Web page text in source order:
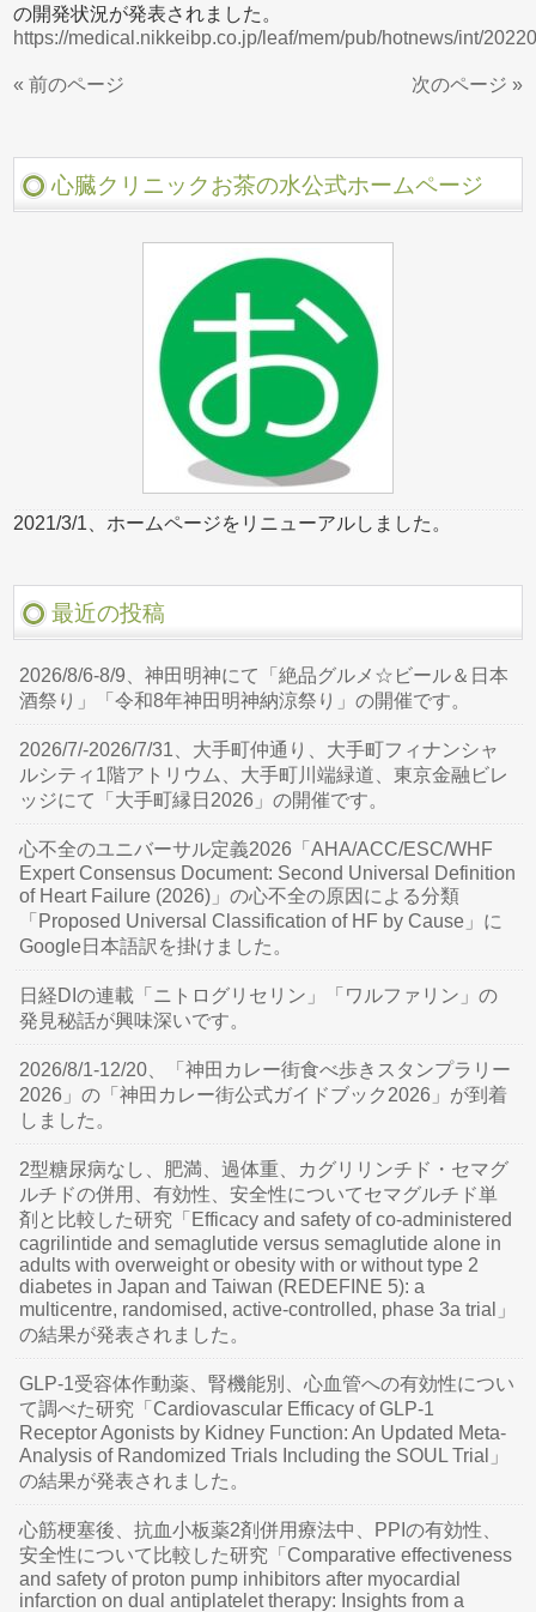
の開発状況が発表されました。
https://medical.nikkeibp.co.jp/leaf/mem/pub/hotnews/int/
« 前のページ 次のページ »
心臓クリニックお茶の水公式ホームページ
2021/3/1、ホームページをリニューアルしました。
最近の投稿
2026/8/6-8/9、神田明神にて「絶品グルメ☆ビール＆日本
酒祭り」「令和8年神田明神納涼祭り」の開催です。
2026/7/-2026/7/31、大手町仲通り、大手町フィナンシャ
ルシティ1階アトリウム、大手町川端緑道、東京金融ビレ
ッジにて「大手町縁日2026」の開催です。
心不全のユニバーサル定義2026「AHA/ACC/ESC/WHF
Expert Consensus Document: Second Universal Definition
of Heart Failure (2026)」の心不全の原因による分類
「Proposed Universal Classification of HF by Cause」に
Google日本語訳を掛けました。
日経DIの連載「ニトログリセリン」「ワルファリン」の
発見秘話が興味深いです。
2026/8/1-12/20、「神田カレー街食べ歩きスタンプラリー
2026」の「神田カレー街公式ガイドブック2026」が到着
しました。
2型糖尿病なし、肥満、過体重、カグリリンチド・セマグ
ルチドの併用、有効性、安全性についてセマグルチド単
剤と比較した研究「Efficacy and safety of co-administered
cagrilintide and semaglutide versus semaglutide alone in
adults with overweight or obesity with or without type 2
diabetes in Japan and Taiwan (REDEFINE 5): a
multicentre, randomised, active-controlled, phase 3a trial」
の結果が発表されました。
GLP-1受容体作動薬、腎機能別、心血管への有効性につい
て調べた研究「Cardiovascular Efficacy of GLP-1
Receptor Agonists by Kidney Function: An Updated Meta-
Analysis of Randomized Trials Including the SOUL Trial」
の結果が発表されました。
心筋梗塞後、抗血小板薬2剤併用療法中、PPIの有効性、
安全性について比較した研究「Comparative effectiveness
and safety of proton pump inhibitors after myocardial
infarction on dual antiplatelet therapy: Insights from a